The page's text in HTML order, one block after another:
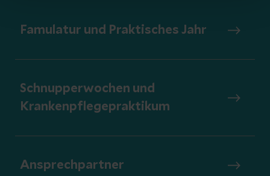
Famulatur und Praktisches Jahr
Schnupperwochen und
Krankenpflegepraktikum
Ansprechpartner